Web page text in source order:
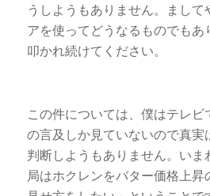
うしようもありません。まして
アを使ってどうなるものでもあ
叩かれ続けてください。
この件については、僕はテレ
の言及しか見ていないので真実
判断しようもありません。いま
局はホクレンをバター価格上昇